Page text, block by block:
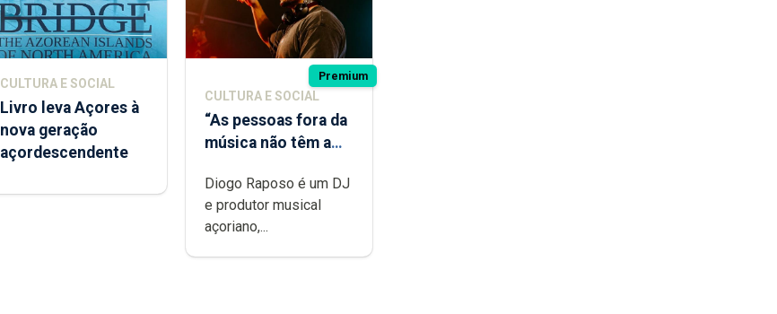
CULTURA E SOCIAL
Livro leva Açores à
nova geração
açordescendente
Premium
CULTURA E SOCIAL
“As pessoas fora da
música não têm a
difícil é produzir
uma música”
Diogo Raposo é um DJ
e produtor musical
açoriano,...